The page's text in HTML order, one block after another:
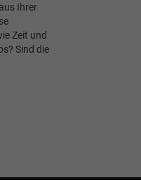
Ihrer
Zeit und
Sind die